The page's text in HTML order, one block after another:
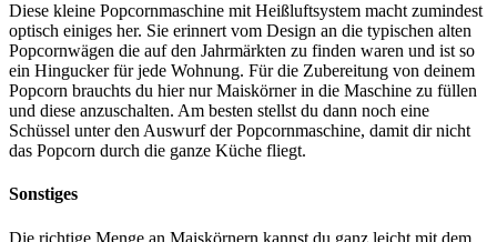
Diese kleine Popcornmaschine mit Heißluftsystem macht zumindest
optisch einiges her. Sie erinnert vom Design an die typischen alten
Popcornwägen die auf den Jahrmärkten zu finden waren und ist so
ein Hingucker für jede Wohnung. Für die Zubereitung von deinem
Popcorn brauchts du hier nur Maiskörner in die Maschine zu füllen
und diese anzuschalten. Am besten stellst du dann noch eine
Schüssel unter den Auswurf der Popcornmaschine, damit dir nicht
das Popcorn durch die ganze Küche fliegt.
Sonstiges
Die richtige Menge an Maiskörnern kannst du ganz leicht mit dem